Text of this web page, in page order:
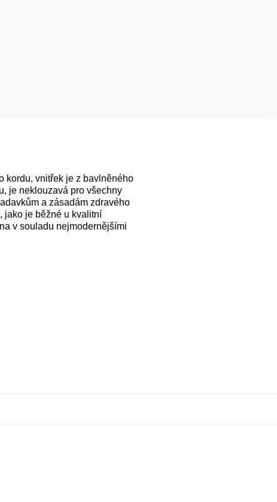
kordu, vnitřek je z bavlněného
je neklouzavá pro všechny
a zásadám zdravého
jako je běžné u kvalitní
v souladu nejmodernějšími